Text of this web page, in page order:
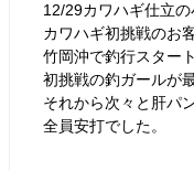
12/29カワハギ仕立
カワハギ初挑戦のお
竹岡沖で釣行スタート
初挑戦の釣ガールが
それから次々と肝パ
全員安打でした。